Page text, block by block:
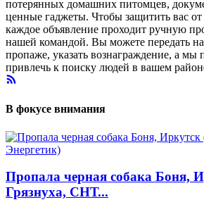
потерянных домашних питомцев,
ценные гаджеты. Чтобы защитить вас
каждое объявление проходит ручную
нашей командой. Вы можете передать
пропаже, указать вознаграждение, а
привлечь к поиску людей в вашем
В фокусе внимания
Пропала черная собака Боня,
Грязнуха, СНТ...